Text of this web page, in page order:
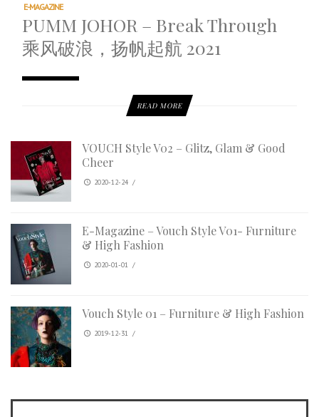
E-MAGAZINE
PUMM JOHOR – Break Through
乘风破浪，扬帆起航 2021
READ MORE
VOUCH Style V02 – Glitz, Glam & Good
Cheer
2020-12-24 /
E-Magazine – Vouch Style V01- Furniture
& High Fashion
2020-01-01 /
Vouch Style 01 – Furniture & High Fashion
2019-12-31 /